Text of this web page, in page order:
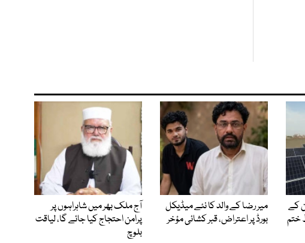
کے
ختم
میر رضا کے والد کا نئے میڈیکل
بورڈ پر اعتراض، قبر کشائی مؤخر
آج ملک بھر میں شاہراہوں پر
پرامن احتجاج کیا جائے گا، لیاقت
بلوچ